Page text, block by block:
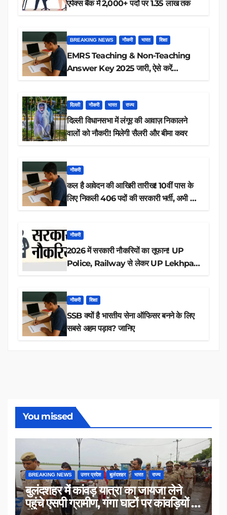
एपेक्स बैंक में 2,000+ पदों पर 1.35 लाख तक
BREAKING NEWS नौकरी भारत शिक्षा
EMRS Teaching & Non-Teaching
Answer Key 2025 जारी, ऐसे करें
दिल्ली नौकरी भारत राज्य
दिल्ली विधानसभा में लंगूर की आवाज़ निकालने
वालों को नौकरी! मिलेगी सैलरी और बीमा कवर
नौकरी
कल है आवेदन की आखिरी तारीख! 10वीं पास के
लिए निकली 406 पदों की सरकारी भर्ती, अभी करें
नौकरी
2026 में सरकारी नौकरियों का तूफान! UP
Police, Railway से लेकर UP Lekhpal
नौकरी शिक्षा
SSB क्यों है भारतीय सेना ऑफिसर बनने के लिए
सबसे अहम पड़ाव? जानिए
You missed
BREAKING NEWS उत्तर प्रदेश बुलंदशहर भारत राज्य
बुलंदशहर में कांवड़ यात्रा का जायजा लेने
पहुंचे एसपी ग्रामीण, गंगा घाटों पर कांवड़ियों से